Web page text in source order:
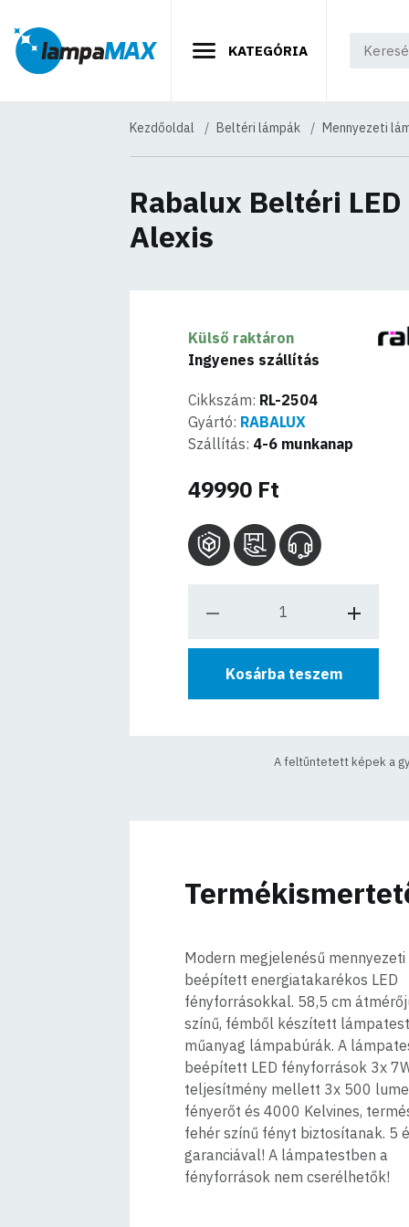
KATEGÓRIA
Kezdőoldal Beltéri lámpák Mennyezeti
Rabalux Beltéri
Alexis
Külső raktáron
Ingyenes szállítás
Cikkszám: RL-2504
Gyártó: RABALUX
Szállítás: 4-6 munkanap
49990 Ft
Kosárba teszem
A feltűntetett képek a
Modern megjelenésű
beépített energiatakarékos LED
fényforrásokkal. 58,5 cm
színű, fémből készített
műanyag lámpabúrák. A
beépített LED fényforrások 3x
teljesítmény mellett 3x 500
fényerőt és 4000 Kelvines,
fehér színű fényt biztosítanak. 5
garanciával! A lámpatestben a
fényforrások nem cserélhetők!